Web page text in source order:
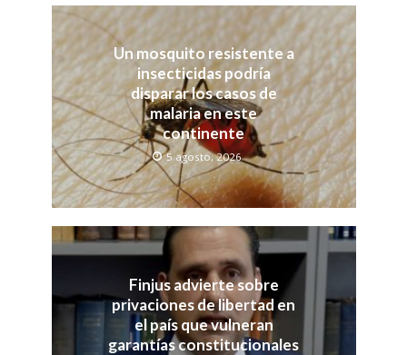
Un mosquito resistente a
insecticidas podría
disparar los casos de
malaria en este
continente
5 agosto, 2026
Finjus advierte sobre
privaciones de libertad en
el país que vulneran
garantías constitucionales